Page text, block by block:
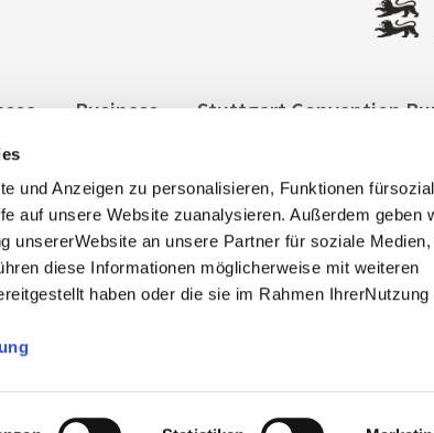
und Anzeigen zu personalisieren, Funktionen
auf unsere Website zuanalysieren. Außerdem geben
unsererWebsite an unsere Partner für soziale
diese Informationen möglicherweise mit weiteren
haben oder die sie im Rahmen
Business Stuttgart Convention
tourist.de
stuttgart.de sind die offiziellen Websites
Stuttgart Marketing- und Tourismus GmbH.